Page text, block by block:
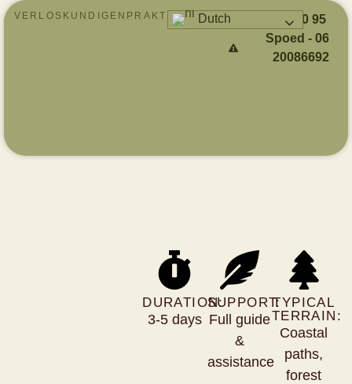
VERLOSKUNDIGENPRAKTIJK
010 495 20 95
Spoed - 06
20086692
Dutch
DURATION:
3-5 days
SUPPORT:
Full guide
&
assistance
TYPICAL
TERRAIN:
Coastal
paths,
forest